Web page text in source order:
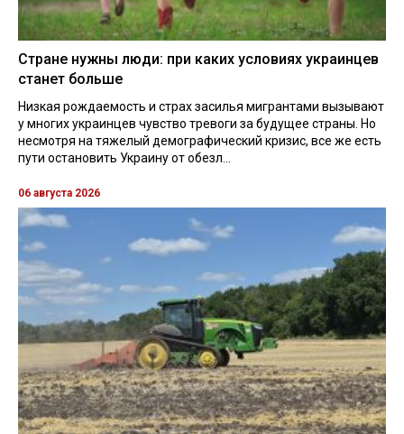
Стране нужны люди: при каких условиях украинцев
станет больше
Низкая рождаемость и страх засилья мигрантами вызывают
у многих украинцев чувство тревоги за будущее страны. Но
несмотря на тяжелый демографический кризис, все же есть
пути остановить Украину от обезл...
06 августа 2026